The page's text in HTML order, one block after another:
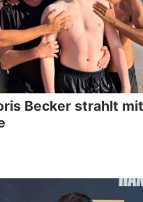
Becker strahlt